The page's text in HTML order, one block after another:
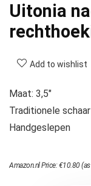
Uitonia
Add to wishlist
Maat: 3,5″
Traditionele
Handgeslepen
Amazon.nl Price:€10.80(as